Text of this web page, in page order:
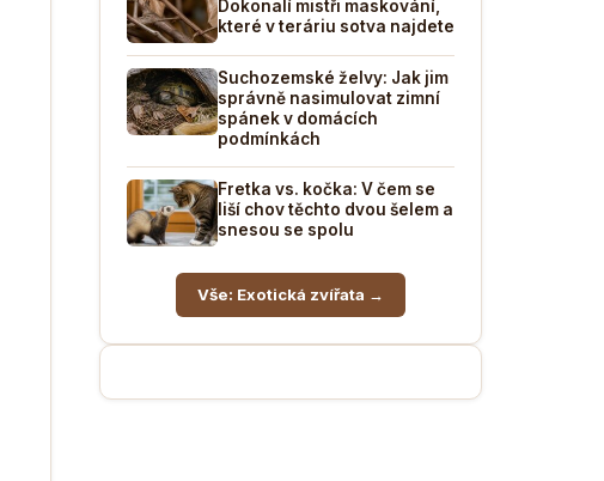
Dokonalí mistři maskování,
které v teráriu sotva najdete
Suchozemské želvy: Jak jim
správně nasimulovat zimní
spánek v domácích
podmínkách
Fretka vs. kočka: V čem se
liší chov těchto dvou šelem a
snesou se spolu
Vše: Exotická zvířata →